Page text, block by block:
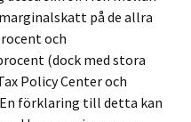
marginalskatt på de allra
och
(dock med stora
Policy Center och
En förklaring till detta kan